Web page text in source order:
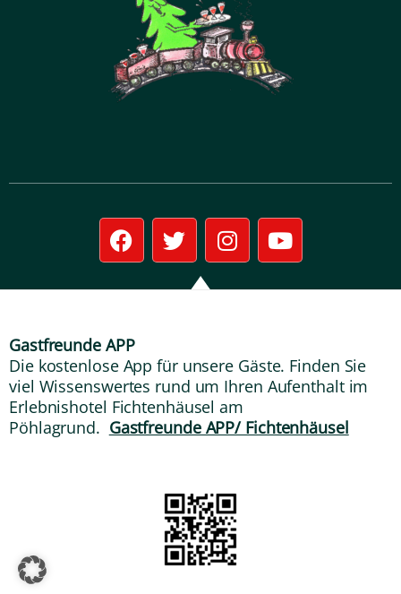
F
a
c
e
o
k
T
w
i
t
I
n
s
t
a
m
Y
o
u
t
e
Gastfreunde APP
Die kostenlose App für unsere Gäste. Finden Sie
viel Wissenswertes rund um Ihren Aufenthalt im
Erlebnishotel Fichtenhäusel am
Pöhlagrund. Gastfreunde APP/ Fichtenhäusel